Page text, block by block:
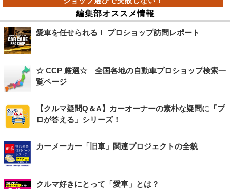
編集部オススメ情報
愛車を任せられる！ プロショップ訪問レポート
☆ CCP 厳選☆ 全国各地の自動車プロショップ検索一
覧ページ
【クルマ疑問Q＆A】カーオーナーの素朴な疑問に「プ
ロが答える」シリーズ！
カーメーカー「旧車」関連プロジェクトの全貌
クルマ好きにとって「愛車」とは？